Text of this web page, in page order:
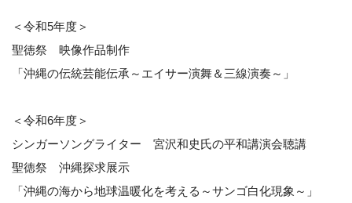
＜令和5年度＞
聖徳祭 映像作品制作
「沖縄の伝統芸能伝承～エイサー演舞＆三線演奏～」
＜令和6年度＞
シンガーソングライター 宮沢和史氏の平和講演会聴講
聖徳祭 沖縄探求展示
「沖縄の海から地球温暖化を考える～サンゴ白化現象～」